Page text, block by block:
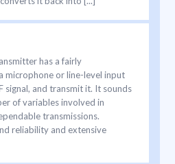
has a fairly
microphone or line-level input
signal, and transmit it. It sounds
of variables involved in
transmissions.
reliability and extensive